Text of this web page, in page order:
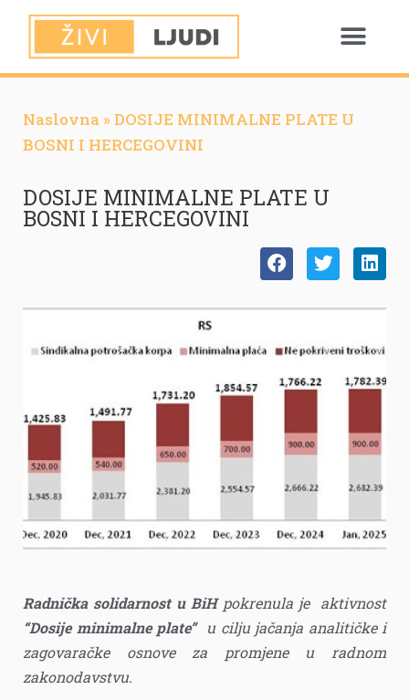
Naslovna »DOSIJE MINIMALNE PLATE U
BOSNI I HERCEGOVINI
DOSIJE MINIMALNE PLATE U
BOSNI I HERCEGOVINI
Radnička solidarnost u BiHpokrenula je aktivnost
“Dosije minimalne plate”u cilju jačanja analitičke i
zagovaračke osnove za promjene u radnom
zakonodavstvu.